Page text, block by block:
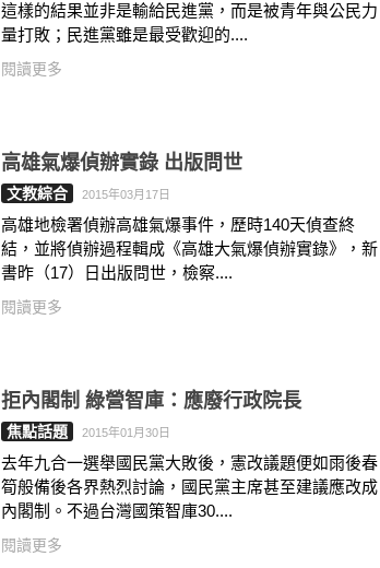
這樣的結果並非是輸給民進黨，而是被青年與公民力
量打敗；民進黨雖是最受歡迎的....
閱讀更多
高雄氣爆偵辦實錄 出版問世
文教綜合 2015年03月17日
高雄地檢署偵辦高雄氣爆事件，歷時140天偵查終
結，並將偵辦過程輯成《高雄大氣爆偵辦實錄》，新
書昨（17）日出版問世，檢察....
閱讀更多
拒內閣制 綠營智庫：應廢行政院長
焦點話題 2015年01月30日
去年九合一選舉國民黨大敗後，憲改議題便如雨後春
筍般備後各界熱烈討論，國民黨主席甚至建議應改成
內閣制。不過台灣國策智庫30....
閱讀更多